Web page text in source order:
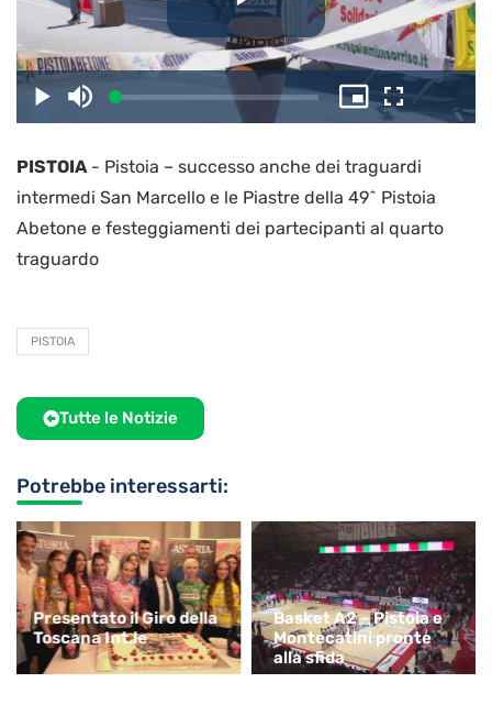
il
video
PlayDisattiva
l’audio
Caricato:
2.83%
Picture-
in-
Schermo
intero
PISTOIA- Pistoia – successo anche dei traguardi
intermedi San Marcello e le Piastre della 49^ Pistoia
Abetone e festeggiamenti dei partecipanti al quarto
traguardo
PISTOIA
Tutte le Notizie
Potrebbe interessarti:
Presentato il Giro della
Toscana Int.le
Basket A2 – Pistoia e
Montecatini pronte
alla sfida